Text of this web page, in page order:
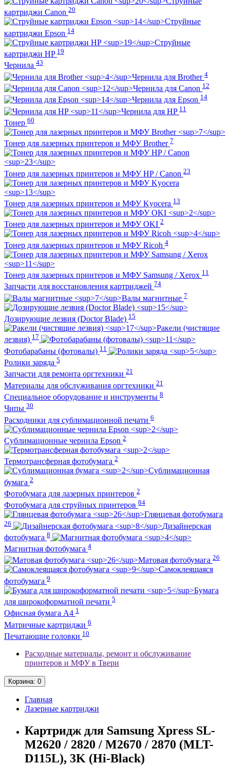
картриджи Canon 20
Струйные
картриджи Epson 14
Струйные
картриджи HP 19
Чернила 43
Чернила для Brother 4
Чернила для Canon 12
Чернила для Epson 14
Чернила для HP 11
Тонер 60
Тонер для лазерных принтеров и МФУ Brother 7
Тонер для лазерных принтеров и МФУ HP / Canon 23
Тонер для лазерных принтеров и МФУ Kyocera 13
Тонер для лазерных принтеров и МФУ OKI 2
Тонер для лазерных принтеров и МФУ Ricoh 4
Тонер для лазерных принтеров и МФУ Samsung / Xerox 11
Запчасти для восстановления картриджей 74
Валы магнитные 7
Дозирующие лезвия (Doctor Blade) 15
Ракели (чистящие
лезвия) 17
Фотобарабаны (фотовалы) 11
Ролики заряда 5
Запчасти для ремонта оргтехники 21
Материалы для обслуживания оргтехники 21
Специальное оборудование и инструменты 8
Чипы 30
Расходники для сублимационной печати 6
Сублимационные чернила Epson 2
Термотрансферная фотобумага 2
Сублимационная
бумага 2
Фотобумага для лазерных принтеров 2
Фотобумага для струйных принтеров 84
Глянцевая фотобумага
26
Дизайнерская
фотобумага 8
Магнитная фотобумага 4
Матовая фотобумага 26
Самоклеящаяся
фотобумага 9
Бумага
для широкоформатной печати 5
Офисная бумага А4 1
Матричные картриджи 6
Печатающие головки 10
Расходные материалы, ремонт и обслуживание
принтеров и МФУ в Твери
Корзина: 0
Главная
Лазерные картриджи
Картридж для Samsung Xpress SL-
M2620 / 2820 / M2670 / 2870 (MLT-
D115L), 3K (Hi-Black)